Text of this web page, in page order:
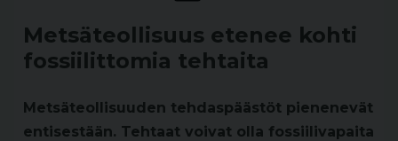
Metsäteollisuus etenee kohti
fossiilittomia tehtaita
Metsäteollisuuden tehdaspäästöt pienenevät
entisestään. Tehtaat voivat olla fossiilivapaita